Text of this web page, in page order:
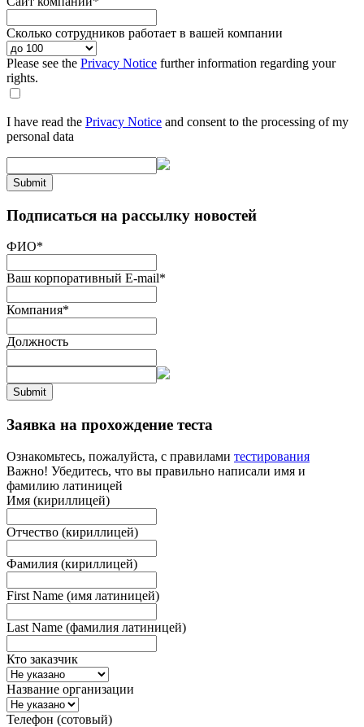
Сколько сотрудников работает в вашей компании
Please see the Privacy Notice further information regarding your
rights.
I have read the Privacy Notice and consent to the processing of my
personal data
Submit
Подписаться на рассылку новостей
ФИО*
Ваш корпоративный E-mail*
Компания*
Должность
Submit
Заявка на прохождение теста
Ознакомьтесь, пожалуйста, с правилами тестирования
Важно! Убедитесь, что вы правильно написали имя и
фамилию латиницей
Имя (кириллицей)
Отчество (кириллицей)
Фамилия (кириллицей)
First Name (имя латиницей)
Last Name (фамилия латиницей)
Кто заказчик
Название организации
Телефон (сотовый)